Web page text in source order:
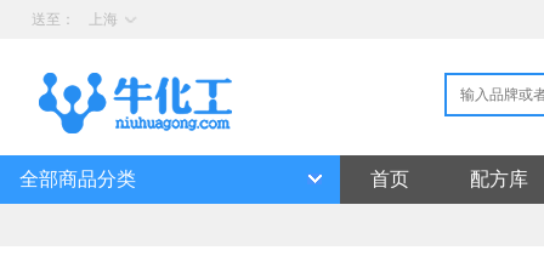
送至： 上海
首页 配方库
全部商品分类